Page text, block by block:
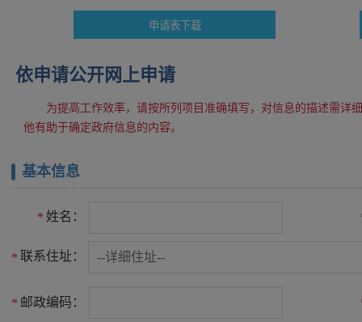
依申请公开网上申请
为提高工作效率，请按所列项目准确填写，对信息的描述需详
他有助于确定政府信息的内容。
基本信息
* 姓名：
* 联系住址：
* 邮政编码：